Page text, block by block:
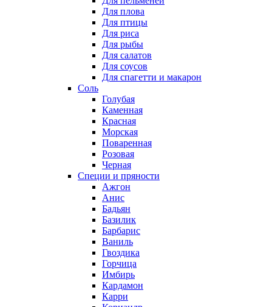
Для плова
Для птицы
Для риса
Для рыбы
Для салатов
Для соусов
Для спагетти и макарон
Соль
Голубая
Каменная
Красная
Морская
Поваренная
Розовая
Черная
Специи и пряности
Ажгон
Анис
Бадьян
Базилик
Барбарис
Ваниль
Гвоздика
Горчица
Имбирь
Кардамон
Карри